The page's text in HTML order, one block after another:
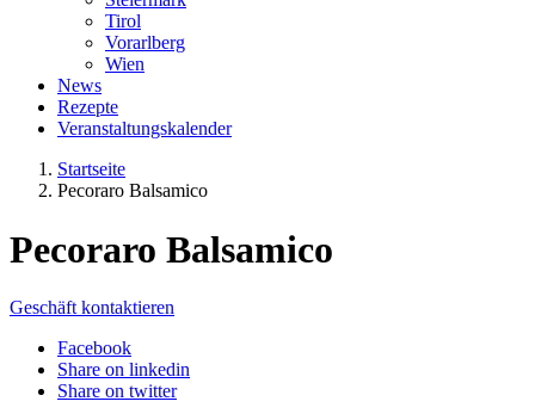
Tirol
Vorarlberg
Wien
News
Rezepte
Veranstaltungskalender
Startseite
Pecoraro Balsamico
Pecoraro Balsamico
Geschäft kontaktieren
Facebook
Share on linkedin
Share on twitter